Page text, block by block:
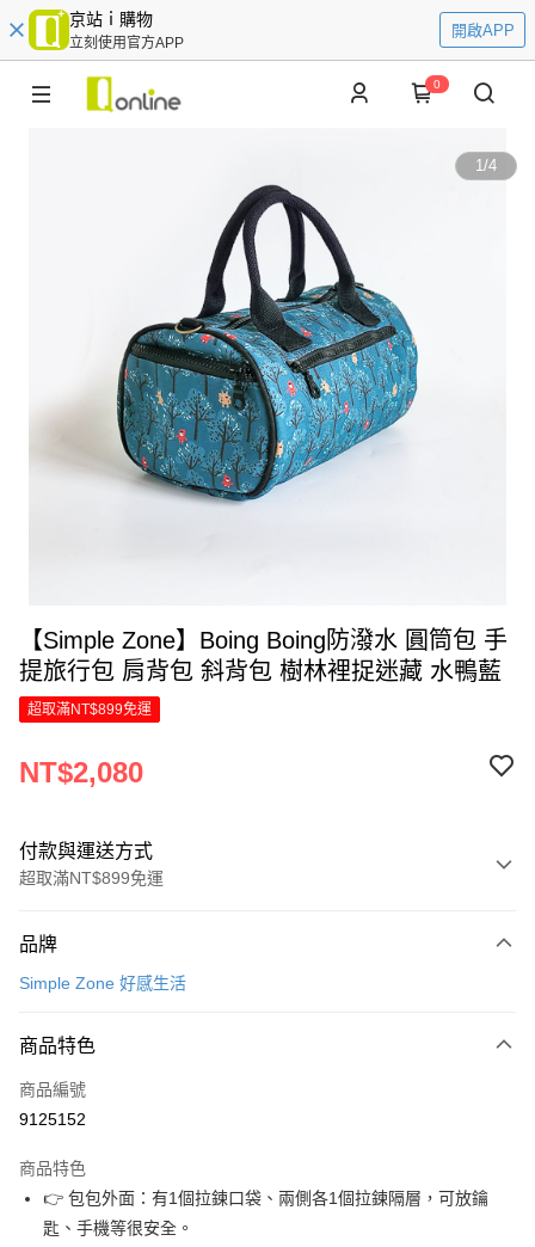
京站ｉ購物
立刻使用官方APP
開啟APP
0
1/4
【Simple Zone】Boing Boing防潑水 圓筒包 手
提旅行包 肩背包 斜背包 樹林裡捉迷藏 水鴨藍
超取滿NT$899免運
NT$2,080
付款與運送方式
超取滿NT$899免運
信用卡一次付款
Apple Pay
街口支付
Google Pay
全盈+PAY
品牌
Simple Zone 好感生活
商品特色
商品編號
9125152
商品特色
👉 包包外面：有1個拉鍊口袋、兩側各1個拉鍊隔層，可放鑰
匙、手機等很安全。